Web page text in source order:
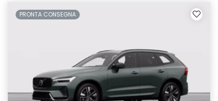
PRONTA CONSEGNA